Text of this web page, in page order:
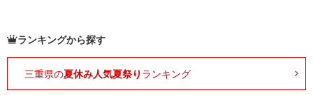
ランキングから探す
三重県の夏休み人気夏祭り ランキング